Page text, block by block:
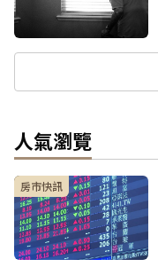
人氣瀏覽
房市快訊